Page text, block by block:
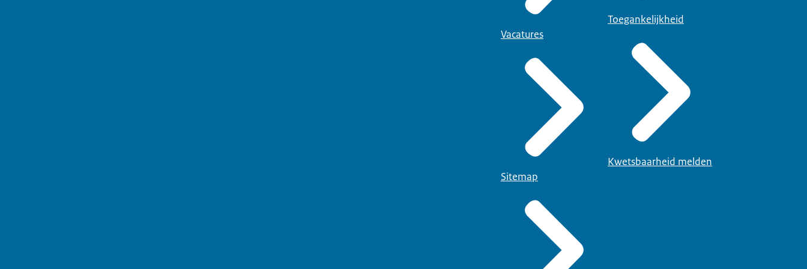
Vacatures
Sitemap
Toegankelijkheid
Kwetsbaarheid melden